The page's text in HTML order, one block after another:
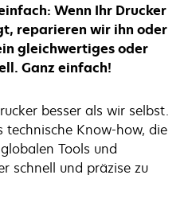
Wenn Ihr Drucker
reparieren wir ihn oder
gleichwertiges oder
Ganz einfach!
besser als wir selbst.
technische Know-how, die
Tools und
schnell und präzise zu